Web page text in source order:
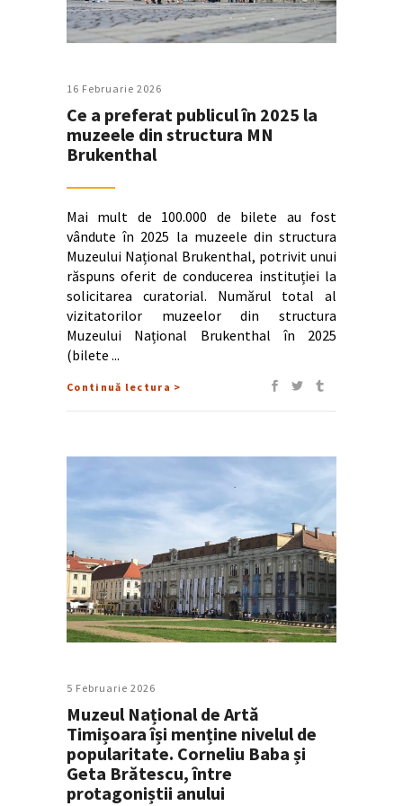
16 Februarie 2026
Ce a preferat publicul în 2025 la
muzeele din structura MN
Brukenthal
Mai mult de 100.000 de bilete au fost
vândute în 2025 la muzeele din structura
Muzeului Național Brukenthal, potrivit unui
răspuns oferit de conducerea instituției la
solicitarea curatorial. Numărul total al
vizitatorilor muzeelor din structura
Muzeului Național Brukenthal în 2025
(bilete
Continuă lectura >
5 Februarie 2026
Muzeul Național de Artă
Timișoara își menține nivelul de
popularitate. Corneliu Baba și
Geta Brătescu, între
protagoniștii anului